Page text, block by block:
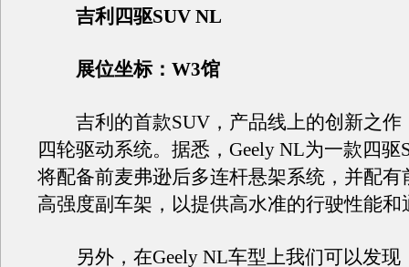
吉利四驱SUV NL
展位坐标：W3馆
吉利的首款SUV，产品线上的创新之作
四轮驱动系统。据悉，Geely NL为一款四驱
将配备前麦弗逊后多连杆悬架系统，并配有
高强度副车架，以提供高水准的行驶性能和
另外，在Geely NL车型上我们可以发现